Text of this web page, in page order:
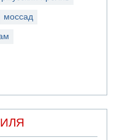
моссад